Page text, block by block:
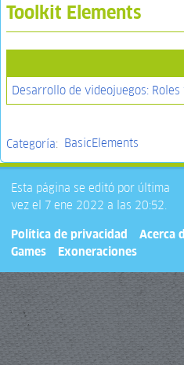
Toolkit Elements
Desarrollo de videojuegos:
Categoría: BasicElements
Esta página se editó por última
vez el 7 ene 2022 a las 20:52.
Política de privacidad
Acerca
Games
Exoneraciones